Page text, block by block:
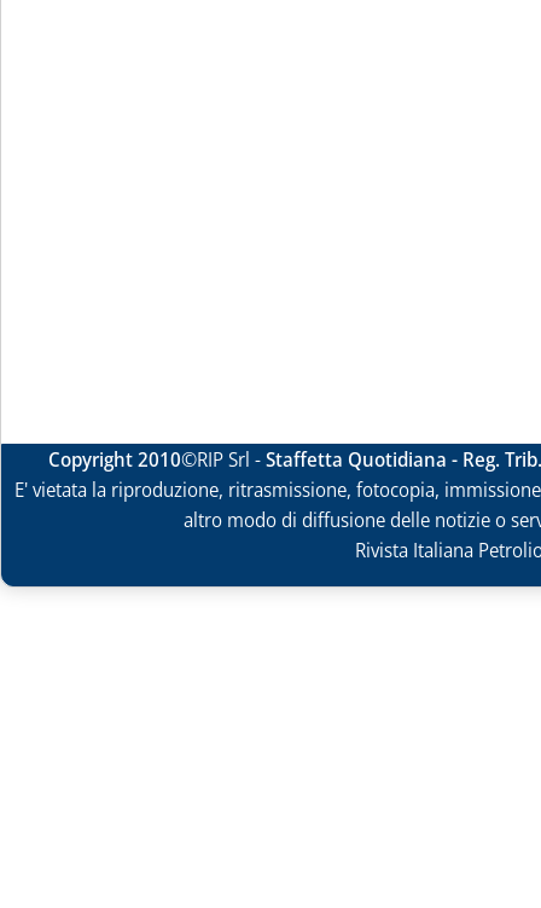
Copyright 2010©RIP Srl -Staffetta Quotidiana - Reg.
E' vietata la riproduzione, ritrasmissione, fotocopia,
altro modo di diffusione delle notizie o
Rivista Italiana